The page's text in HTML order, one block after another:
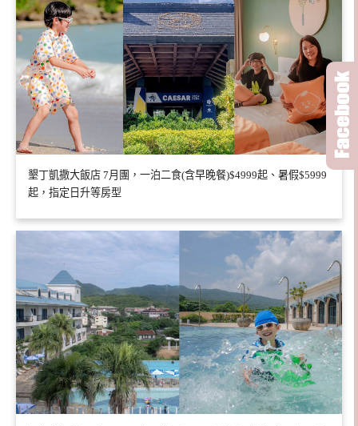
墾丁凱撒大飯店 7月團，一泊二食(含早晚餐)$4999起、暑假$5999
起，指定日升等房型